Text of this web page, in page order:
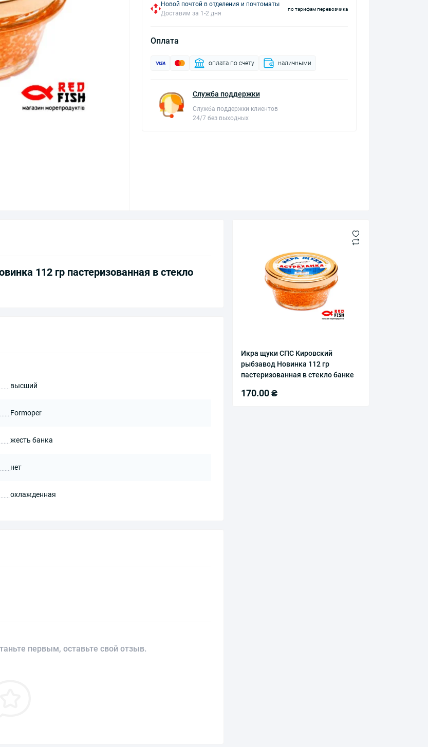
Новой почтой в отделения и почтоматы
Доставим за 1-2 дня
по тарифам перевозчика
Оплата
оплата по счету наличными
Служба поддержки
Служба поддержки клиентов
24/7 без выходных
Икра щуки СПС Кировский
рыбзавод Новинка 112 гр
пастеризованная в стекло банке
170.00 ₴
112 гр пастеризованная в стекло
высший
Formoper
жесть банка
нет
охлажденная
первым, оставьте свой отзыв.